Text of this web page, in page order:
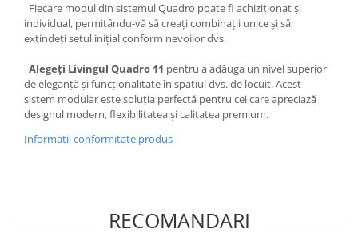
Fiecare modul din sistemul Quadro poate fi achiziționat și
individual, permițându-vă să creați combinații unice și să
extindeți setul inițial conform nevoilor dvs.
Alegeți Livingul Quadro 11 pentru a adăuga un nivel superior
de eleganță și funcționalitate în spațiul dvs. de locuit. Acest
sistem modular este soluția perfectă pentru cei care apreciază
designul modern, flexibilitatea și calitatea premium.
Informatii conformitate produs
RECOMANDARI